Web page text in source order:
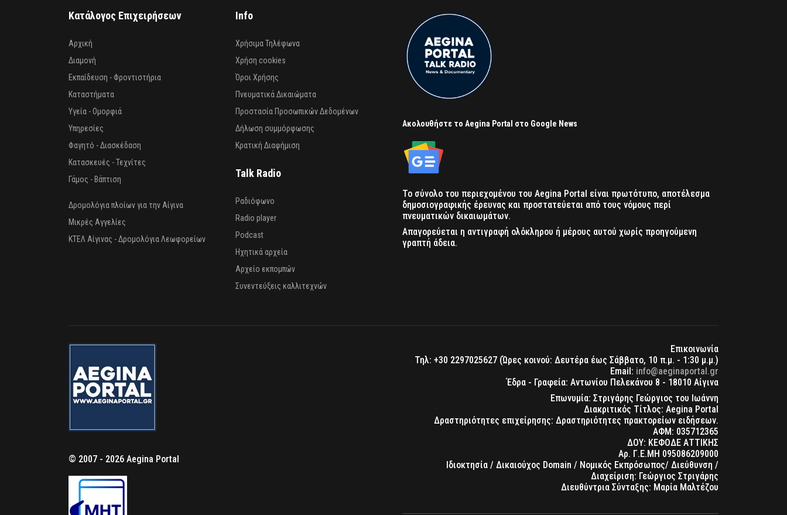
Κατάλογος Επιχειρήσεων
Αρχική
Διαμονή
Εκπαίδευση - Φροντιστήρια
Καταστήματα
Υγεία - Ομορφιά
Υπηρεσίες
Φαγητό - Διασκέδαση
Κατασκευές - Τεχνίτες
Γάμος - Βάπτιση
Δρομολόγια πλοίων για την Αίγινα
Μικρές Αγγελίες
ΚΤΕΛ Αίγινας - Δρομολόγια Λεωφορείων
Info
Χρήσιμα Τηλέφωνα
Χρήση cookies
Όροι Χρήσης
Πνευματικά Δικαιώματα
Προστασία Προσωπικών Δεδομένων
Δήλωση συμμόρφωσης
Κρατική Διαφήμιση
Talk Radio
Ραδιόφωνο
Radio player
Podcast
Ηχητικά αρχεία
Αρχείο εκπομπών
Συνεντεύξεις καλλιτεχνών
Ακολουθήστε το Aegina Portal στο Google News
Το σύνολο του περιεχομένου του Aegina Portal είναι πρωτότυπο, αποτέλεσμα
δημοσιογραφικής έρευνας και προστατεύεται από τους νόμους περί
πνευματικών δικαιωμάτων.
Απαγορεύεται η αντιγραφή ολόκληρου ή μέρους αυτού χωρίς προηγούμενη
γραπτή άδεια.
© 2007 - 2026 Aegina Portal
Επικοινωνία
Τηλ: +30 2297025627 (Ώρες κοινού: Δευτέρα έως Σάββατο, 10 π.μ. - 1:30 μ.μ.)
Email: info@aeginaportal.gr
Έδρα - Γραφεία: Αντωνίου Πελεκάνου 8 - 18010 Αίγινα
Επωνυμία: Στριγάρης Γεώργιος του Ιωάννη
Διακριτικός Τίτλος: Aegina Portal
Δραστηριότητες επιχείρησης: Δραστηριότητες πρακτορείων ειδήσεων.
ΑΦΜ: 035712365
ΔΟΥ: ΚΕΦΟΔΕ ΑΤΤΙΚΗΣ
Αρ. Γ.Ε.ΜΗ 095086209000
Ιδιοκτησία / Δικαιούχος Domain / Νομικός Εκπρόσωπος/ Διεύθυνση /
Διαχείριση: Γεώργιος Στριγάρης
Διευθύντρια Σύνταξης: Μαρία Μαλτέζου